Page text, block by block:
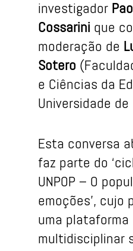
investigador
Cossarini que
moderação de
Sotero
e Ciências da
Universidade de
Esta conversa
faz parte do
UNPOP – O
emoções’, cujo
uma
multidisciplinar